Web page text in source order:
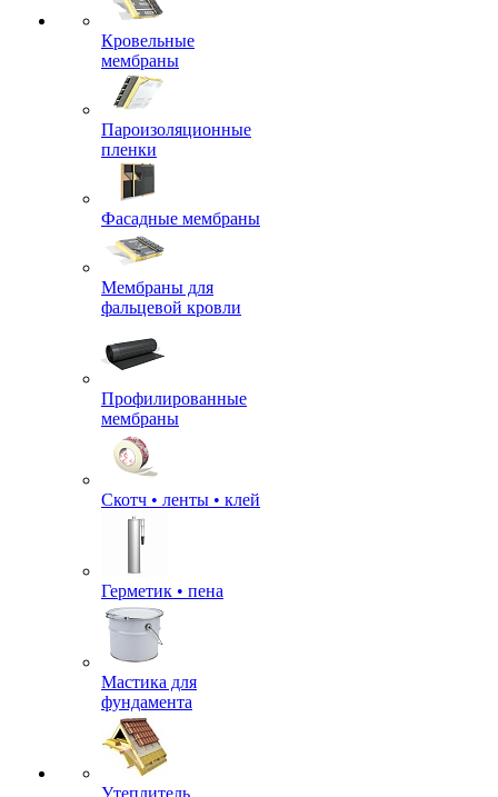
Кровельные
мембраны
Пароизоляционные
пленки
Фасадные мембраны
Мембраны для
фальцевой кровли
Профилированные
мембраны
Скотч • ленты • клей
Герметик • пена
Мастика для
фундамента
Утеплитель